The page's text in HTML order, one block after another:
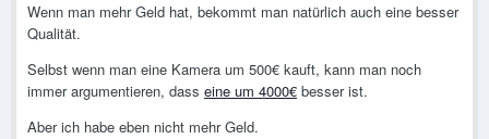
Wenn man mehr Geld hat, bekommt man natürlich auch eine besser
Qualität.
Selbst wenn man eine Kamera um 500€ kauft, kann man noch
immer argumentieren, dass eine um 4000€ besser ist.
Aber ich habe eben nicht mehr Geld.